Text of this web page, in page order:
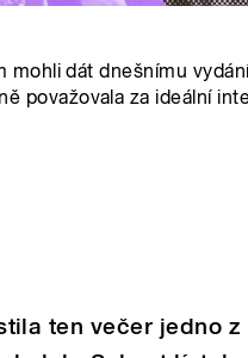
dát dnešnímu
považovala za ideální
ten večer jedno